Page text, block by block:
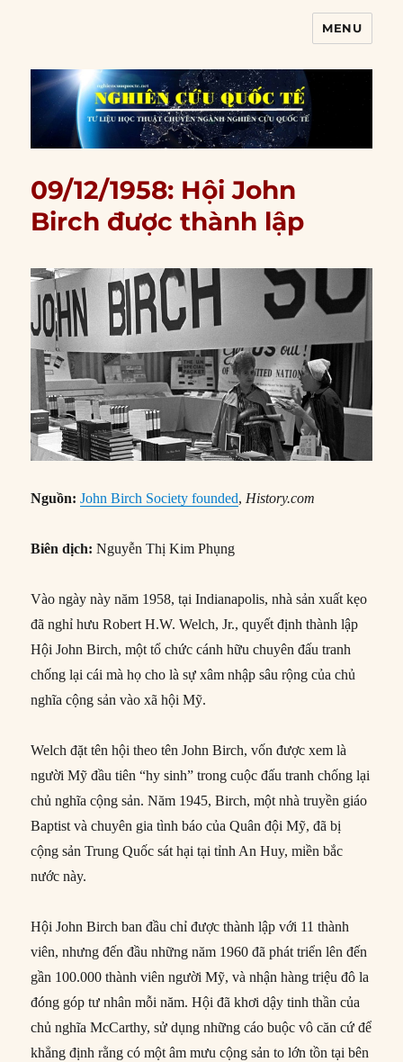
MENU
09/12/1958: Hội John
Birch được thành lập
Nguồn:John Birch Society founded,History.com
Biên dịch: Nguyễn Thị Kim Phụng
Vào ngày này năm 1958, tại Indianapolis, nhà sản xuất kẹo
đã nghỉ hưu Robert H.W. Welch, Jr., quyết định thành lập
Hội John Birch, một tổ chức cánh hữu chuyên đấu tranh
chống lại cái mà họ cho là sự xâm nhập sâu rộng của chủ
nghĩa cộng sản vào xã hội Mỹ.
Welch đặt tên hội theo tên John Birch, vốn được xem là
người Mỹ đầu tiên “hy sinh” trong cuộc đấu tranh chống lại
chủ nghĩa cộng sản. Năm 1945, Birch, một nhà truyền giáo
Baptist và chuyên gia tình báo của Quân đội Mỹ, đã bị
cộng sản Trung Quốc sát hại tại tỉnh An Huy, miền bắc
nước này.
Hội John Birch ban đầu chỉ được thành lập với 11 thành
viên, nhưng đến đầu những năm 1960 đã phát triển lên đến
gần 100.000 thành viên người Mỹ, và nhận hàng triệu đô la
đóng góp tư nhân mỗi năm. Hội đã khơi dậy tinh thần của
chủ nghĩa McCarthy, sử dụng những cáo buộc vô căn cứ để
khẳng định rằng có một âm mưu cộng sản to lớn tồn tại bên